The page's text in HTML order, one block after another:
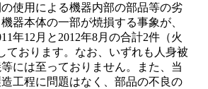
使用による機器内部の部品等の劣
器本体の一部が焼損する事象が、
年12月と2012年8月の合計2件（火
ております。なお、いずれも人身被
には至っておりません。また、当
工程に問題はなく、部品の不良の